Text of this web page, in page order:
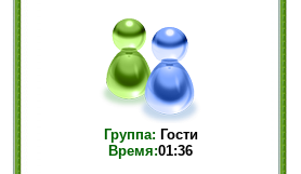
Группа: Гости
Время:01:36